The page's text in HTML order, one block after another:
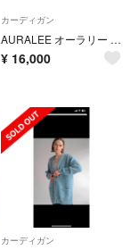
カーディガン
AURALEE オーラリー カーディガン M 白 【古着】【中古】【送料無料】
¥ 16,000
カーディガン